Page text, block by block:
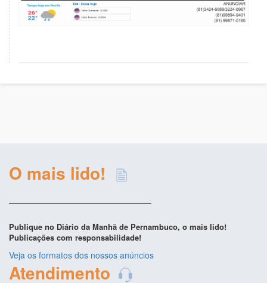
O mais lido!
Publique no Diário da Manhã de Pernambuco, o mais lido!
Publicações com responsabilidade!
Veja os formatos dos nossos anúncios
Atendimento